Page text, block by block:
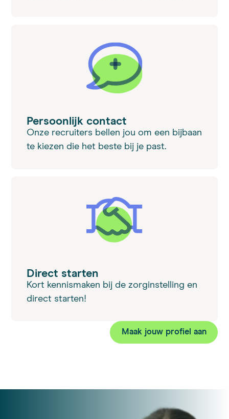
Persoonlijk contact
Onze recruiters bellen jou om een bijbaan
te kiezen die het beste bij je past.
Direct starten
Kort kennismaken bij de zorginstelling en
direct starten!
Maak jouw profiel aan